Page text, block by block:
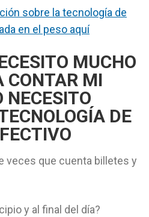
sobre la tecnología de
en el peso aquí
MUCHO
CONTAR MI
NECESITO
DE
veces que cuenta billetes y
y al final del día?